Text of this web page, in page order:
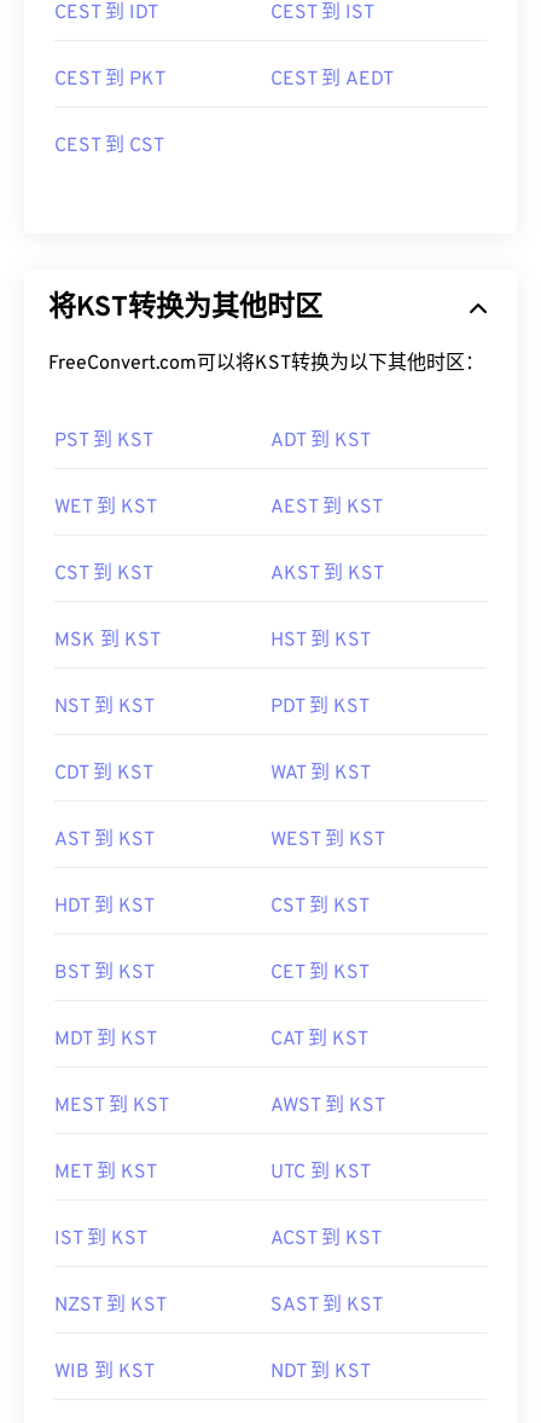
CEST 到 IDT CEST 到 IST
CEST 到 PKT CEST 到 AEDT
CEST 到 CST
将KST转换为其他时区
FreeConvert.com可以将KST转换为以下其他时区：
PST 到 KST ADT 到 KST
WET 到 KST AEST 到 KST
CST 到 KST AKST 到 KST
MSK 到 KST HST 到 KST
NST 到 KST PDT 到 KST
CDT 到 KST WAT 到 KST
AST 到 KST WEST 到 KST
HDT 到 KST CST 到 KST
BST 到 KST CET 到 KST
MDT 到 KST CAT 到 KST
MEST 到 KST AWST 到 KST
MET 到 KST UTC 到 KST
IST 到 KST ACST 到 KST
NZST 到 KST SAST 到 KST
WIB 到 KST NDT 到 KST